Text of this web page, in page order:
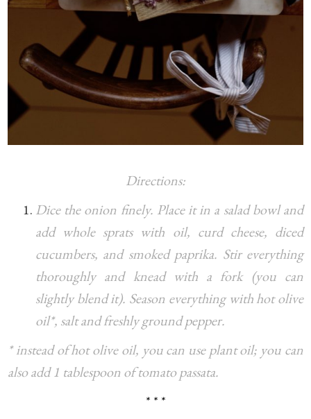
Directions:
Dice the onion finely. Place it in a salad bowl and
add whole sprats with oil, curd cheese, diced
cucumbers, and smoked paprika. Stir everything
thoroughly and knead with a fork (you can
slightly blend it). Season everything with hot olive
oil*, salt and freshly ground pepper.
* instead of hot olive oil, you can use plant oil; you can
also add 1 tablespoon of tomato passata.
* * *